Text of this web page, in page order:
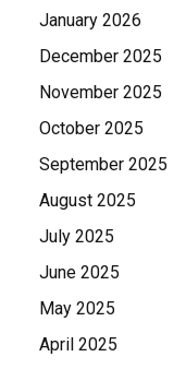
January 2026
December 2025
November 2025
October 2025
September 2025
August 2025
July 2025
June 2025
May 2025
April 2025